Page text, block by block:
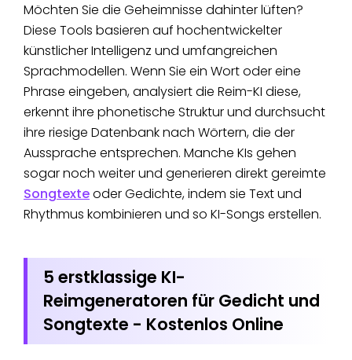
Möchten Sie die Geheimnisse dahinter lüften?
Diese Tools basieren auf hochentwickelter
künstlicher Intelligenz und umfangreichen
Sprachmodellen. Wenn Sie ein Wort oder eine
Phrase eingeben, analysiert die Reim-KI diese,
erkennt ihre phonetische Struktur und durchsucht
ihre riesige Datenbank nach Wörtern, die der
Aussprache entsprechen. Manche KIs gehen
sogar noch weiter und generieren direkt gereimte
Songtexteoder Gedichte, indem sie Text und
Rhythmus kombinieren und so KI-Songs erstellen.
5 erstklassige KI-
Reimgeneratoren für Gedicht und
Songtexte - Kostenlos Online